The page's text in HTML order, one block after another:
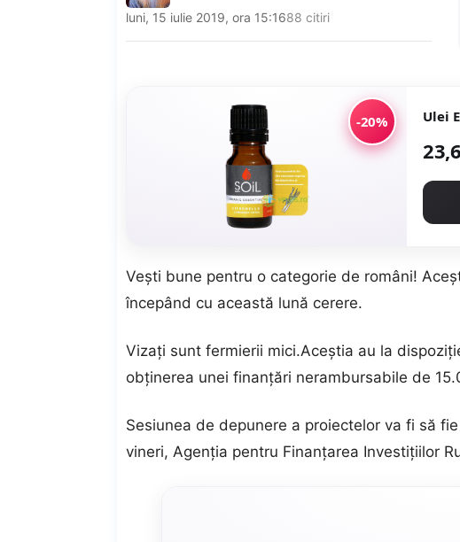
luni, 15 iulie 2019, ora 15:1688 citiri
-20% Ulei
Vești bune pentru o categorie de români!
începând cu această lună cerere.
Vizați sunt fermierii mici.Aceștia au la
obţinerea unei finanţări nerambursabile de
Sesiunea de depunere a proiectelor va fi să
vineri, Agenţia pentru Finanţarea Investiţiilor